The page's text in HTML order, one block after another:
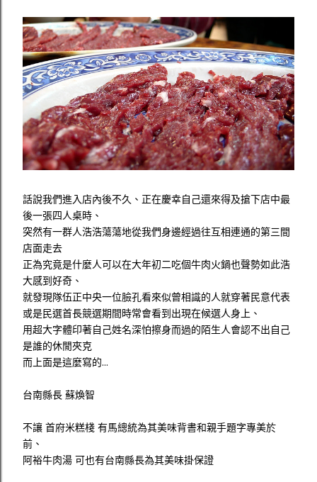
話說我們進入店內後不久、正在慶幸自己還來得及搶下店中最
後一張四人桌時、
突然有一群人浩浩蕩蕩地從我們身邊經過往互相連通的第三間
店面走去
正為究竟是什麼人可以在大年初二吃個牛肉火鍋也聲勢如此浩
大感到好奇、
就發現隊伍正中央一位臉孔看來似曾相識的人就穿著民意代表
或是民選首長競選期間時常會看到出現在候選人身上、
用超大字體印著自己姓名深怕擦身而過的陌生人會認不出自己
是誰的休閒夾克
而上面是這麼寫的...
台南縣長 蘇煥智
不讓 首府米糕棧 有馬總統為其美味背書和親手題字專美於
前、
阿裕牛肉湯 可也有台南縣長為其美味掛保證